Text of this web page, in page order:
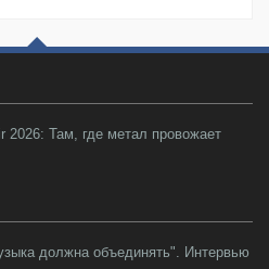
2026: Там, где метал провожает
должна объединять". Интервью